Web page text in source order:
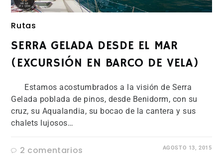
Rutas
SERRA GELADA DESDE EL MAR
(EXCURSIÓN EN BARCO DE VELA)
Estamos acostumbrados a la visión de Serra
Gelada poblada de pinos, desde Benidorm, con su
cruz, su Aqualandia, su bocao de la cantera y sus
chalets lujosos…
2 comentarios AGOSTO 13, 2015